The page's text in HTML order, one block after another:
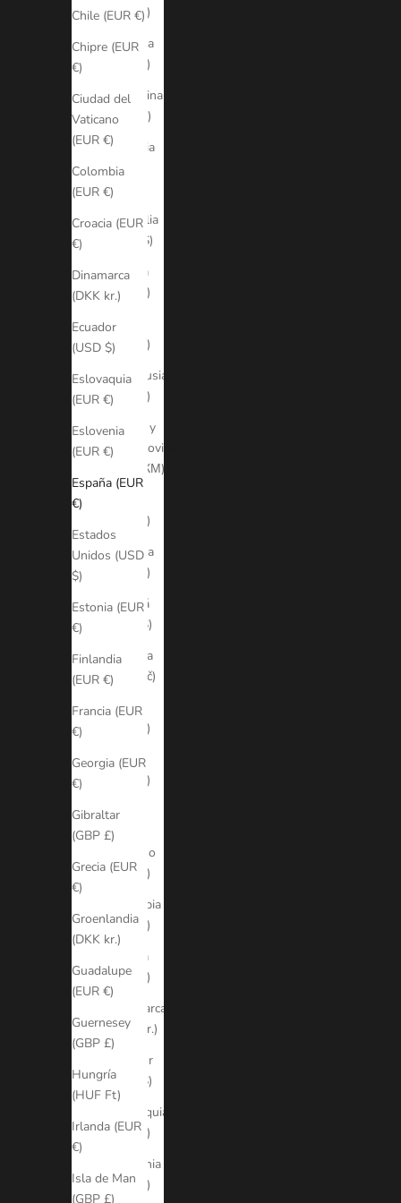
Chile (EUR €)
Chipre (EUR
€)
Ciudad del
Vaticano
(EUR €)
Colombia
(EUR €)
Croacia (EUR
€)
Dinamarca
(DKK kr.)
Ecuador
(USD $)
Eslovaquia
(EUR €)
Eslovenia
(EUR €)
España (EUR
€)
Estados
Unidos (USD
$)
Estonia (EUR
€)
Finlandia
(EUR €)
Francia (EUR
€)
Georgia (EUR
€)
Gibraltar
(GBP £)
Grecia (EUR
€)
Groenlandia
(DKK kr.)
Guadalupe
(EUR €)
Guernesey
(GBP £)
Hungría
(HUF Ft)
Irlanda (EUR
€)
Isla de Man
(GBP £)
(EUR €)
Andorra
(EUR €)
Argentina
(ARS $)
Armenia
(AMD
դր.)
Australia
(AUD $)
Austria
(EUR €)
Bélgica
(EUR €)
Bielorrusia
(EUR €)
Bosnia y
Herzegovina
(BAM КМ)
(EUR €)
Bulgaria
(EUR €)
Canadá
(CAD $)
Chequia
(CZK Kč)
Chile
(EUR €)
Chipre
(EUR €)
Ciudad
del
Vaticano
(EUR €)
Colombia
(EUR €)
Croacia
(EUR €)
Dinamarca
(DKK kr.)
Ecuador
(USD $)
Eslovaquia
(EUR €)
Eslovenia
(EUR €)